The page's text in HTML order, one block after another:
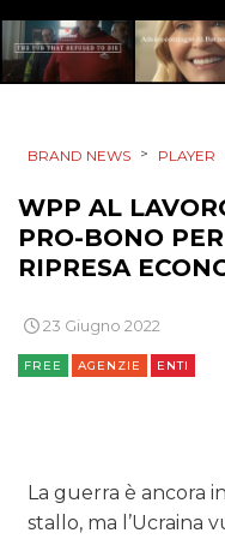
ESTERNA
RADIO / AUDIO
TV
DATI
RICERCHE
NORMATIVE
BRAND NEWS > PLAYER
WPP AL
PRO-BONO
RIPRESA
23 Giugno 2022
FREE AGENZIE ENTI
La guerra è ancora
stallo, ma l’Ucraina